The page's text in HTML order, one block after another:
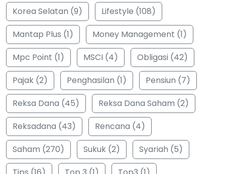
Korea Selatan (9)
Lifestyle (108)
Mantap Plus (1)
Money Management (1)
Mpc Point (1)
MSCI (4)
Obligasi (42)
Pajak (2)
Penghasilan (1)
Pensiun (7)
Reksa Dana (45)
Reksa Dana Saham (2)
Reksadana (43)
Rencana (4)
Saham (270)
Sukuk (2)
Syariah (5)